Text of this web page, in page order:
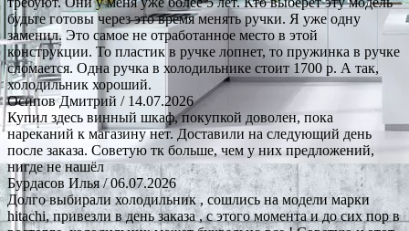
будьте готовы через это время менять ручки. Я уже одну
заменил. Это самое не отработанное место в этой
конструкции. То пластик в ручке лопнет, то пружинка в ручке
сломается. Одна ручка в холодильнике стоит 1700 р. А так,
холодильник хороший.
Осипов Дмитрий / 14.07.2026
Купил здесь винный шкаф, покупкой доволен, пока
нареканий к магазину нет. Доставили на следующий день
после заказа. Советую тк больше, чем у них предложений,
нигде не нашёл
Бурдасов Илья/ 06.07.2026
Долго выбирали холодильник , сошлись на модели марки
hitachi, привезли в день заказа , с этого момента и до сих пор в